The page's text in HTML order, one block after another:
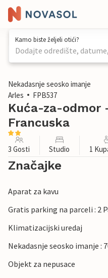
Kamo biste željeli otići?
Dodajte odredište,
1 / 22
Nekadasnje seosko imanje
Arles
FPB537
Kuća-za-odmor
Francuska
3 Gosti Studio 1
Značajke
Aparat za kavu
Gratis parking na parceli : 2
Klimatizacijski uredaj
Nekadasnje seosko imanje :
Objekt za nepusace